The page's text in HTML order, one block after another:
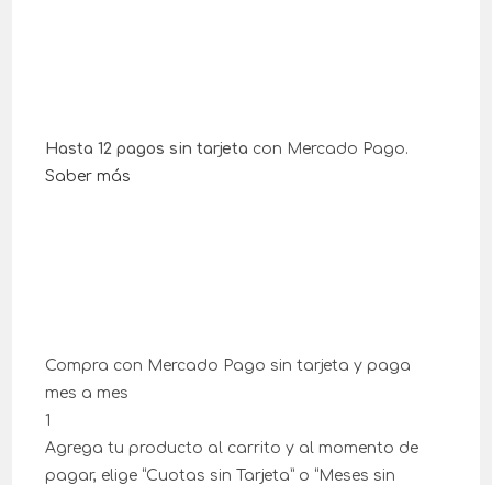
Hasta 12 pagos sin tarjeta con Mercado Pago.
Saber más
Compra con Mercado Pago sin tarjeta y paga
mes a mes
1
Agrega tu producto al carrito y al momento de
pagar, elige “Cuotas sin Tarjeta” o “Meses sin